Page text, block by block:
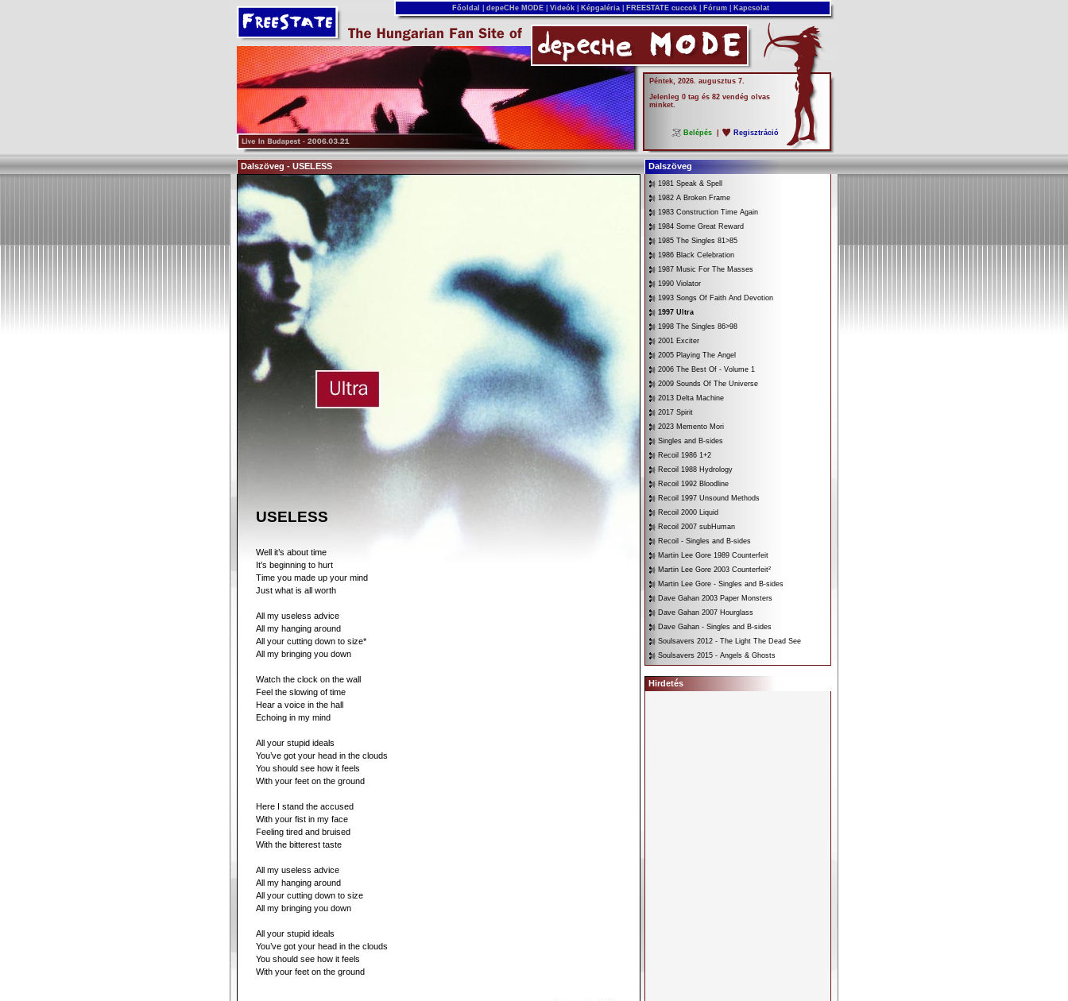
Főoldal depeCHe MODE Videók Képgaléria FREESTATE cuccok Fórum Kapcsolat
Péntek, 2026. augusztus 7.
Jelenleg 0 tag és 82 vendég olvas
minket.
Belépés Regisztráció
Dalszöveg - USELESS Dalszöveg
USELESS
Well it’s about time
It’s beginning to hurt
Time you made up your mind
Just what is all worth
All my useless advice
All my hanging around
All your cutting down to size*
All my bringing you down
Watch the clock on the wall
Feel the slowing of time
Hear a voice in the hall
Echoing in my mind
All your stupid ideals
You’ve got your head in the clouds
You should see how it feels
With your feet on the ground
Here I stand the accused
With your fist in my face
Feeling tired and bruised
With the bitterest taste
All my useless advice
All my hanging around
All your cutting down to size
All my bringing you down
All your stupid ideals
You’ve got your head in the clouds
You should see how it feels
With your feet on the ground
1981 Speak & Spell
1982 A Broken Frame
1983 Construction Time Again
1984 Some Great Reward
1985 The Singles 81>85
1986 Black Celebration
1987 Music For The Masses
1990 Violator
1993 Songs Of Faith And Devotion
1997 Ultra
1998 The Singles 86>98
2001 Exciter
2005 Playing The Angel
2006 The Best Of - Volume 1
2009 Sounds Of The Universe
2013 Delta Machine
2017 Spirit
2023 Memento Mori
Singles and B-sides
Recoil 1986 1+2
Recoil 1988 Hydrology
Recoil 1992 Bloodline
Recoil 1997 Unsound Methods
Recoil 2000 Liquid
Recoil 2007 subHuman
Recoil - Singles and B-sides
Martin Lee Gore 1989 Counterfeit
Martin Lee Gore 2003 Counterfeit²
Martin Lee Gore - Singles and B-sides
Dave Gahan 2003 Paper Monsters
Dave Gahan 2007 Hourglass
Dave Gahan - Singles and B-sides
Soulsavers 2012 - The Light The Dead See
Soulsavers 2015 - Angels & Ghosts
Hirdetés